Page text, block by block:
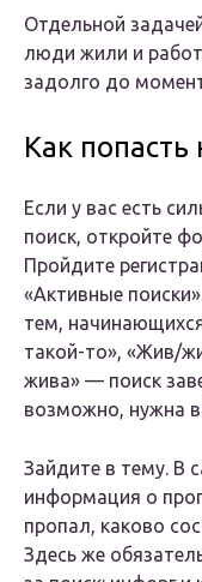
Отдельной
люди жили и
задолго до
Как попасть
Если у вас есть
поиск, откройте
Пройдите
«Активные
тем,
такой-то», «Жив/
жива» — поиск
возможно, нужна
Зайдите в тему. В
информация о
пропал, каково
Здесь же